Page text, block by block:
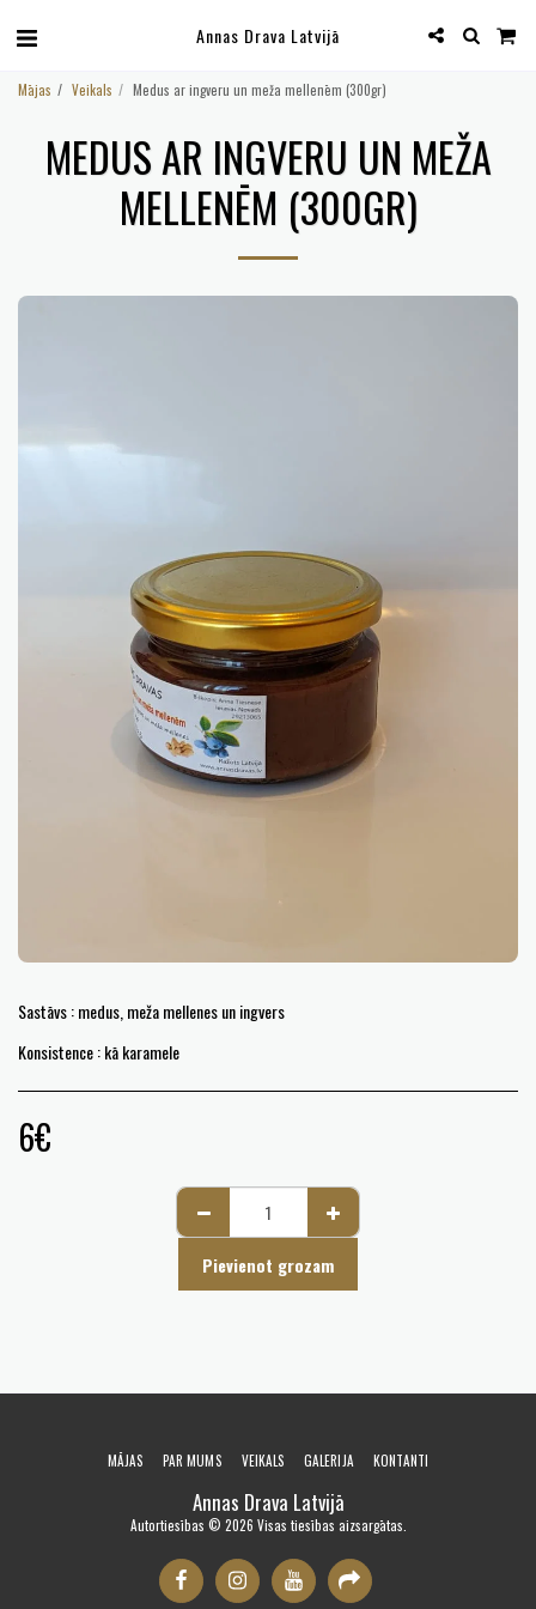
Annas Drava Latvijā
Mājas Veikals Medus ar ingveru un meža mellenēm (300gr)
MEDUS AR INGVERU UN MEŽA
MELLENĒM (300GR)
Sastāvs : medus, meža mellenes un ingvers
Konsistence : kā karamele
6€
Pievienot grozam
Annas Drava Latvijā
Autortiesības © 2026 Visas tiesības aizsargātas.
MĀJAS PAR MUMS VEIKALS GALERIJA KONTANTI